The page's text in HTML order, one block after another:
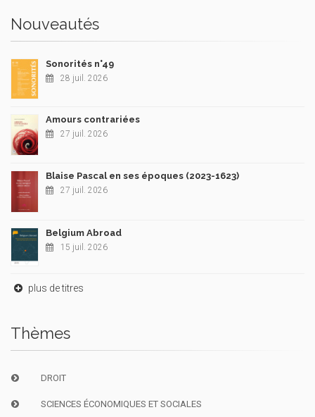
Nouveautés
Sonorités n°49
28 juil. 2026
Amours contrariées
27 juil. 2026
Blaise Pascal en ses époques (2023-1623)
27 juil. 2026
Belgium Abroad
15 juil. 2026
plus de titres
Thèmes
DROIT
SCIENCES ÉCONOMIQUES ET SOCIALES